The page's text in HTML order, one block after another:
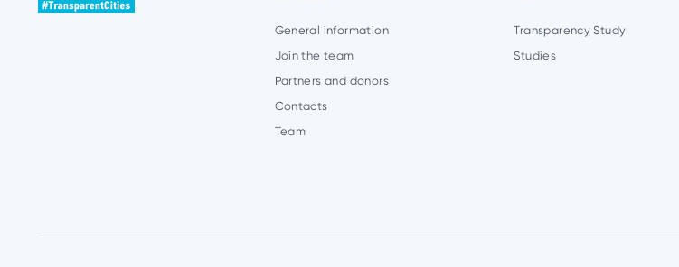
General information
Join the team
Partners and donors
Contacts
Team
Transparency Study
Studies